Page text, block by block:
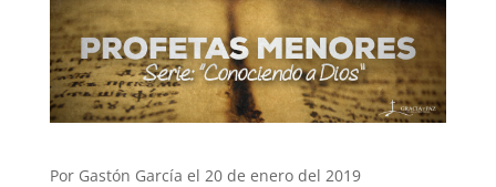
Por Gastón García el 20 de enero del 2019